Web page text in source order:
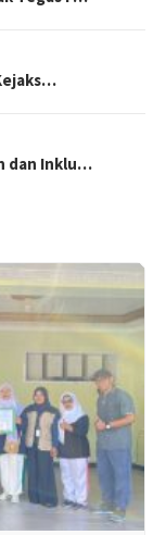
dan Inklu…